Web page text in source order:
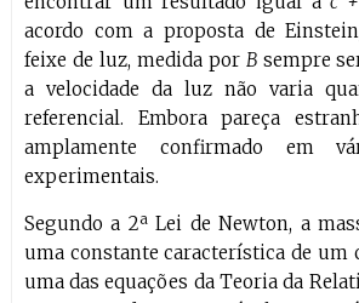
acordo com a proposta de
feixe de luz, medida por Bsempre
a velocidade da luz não varia
referencial. Embora pareça
amplamente confirmado em
experimentais.
Segundo a 2ª Lei de Newton, a
uma constante característica de um
uma das equações da Teoria da